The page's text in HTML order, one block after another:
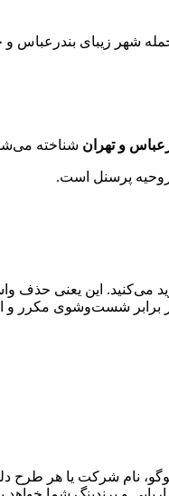
جمله شهر زیبای
و تهران شناخته
پرسنل است.
می‌کنید. این یعنی حذف
در برابر شست‌وشوی مکرر
نام شرکت یا هر طرح